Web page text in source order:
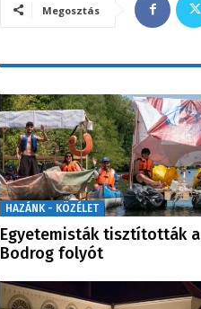
Megosztás
HAZÁNK - KÖZÉLET
Egyetemisták tisztították a
Bodrog folyót